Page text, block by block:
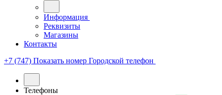
Информация
Реквизиты
Магазины
Контакты
+7 (747) Показать номер Городской телефон
Телефоны